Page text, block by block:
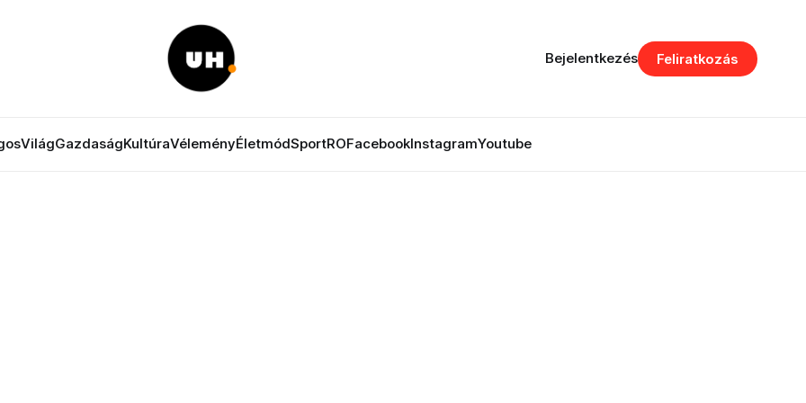
VilágGazdaságKultúraVéleményÉletmódSportROFacebookInstagramYoutube
Bejelentkezés Feliratkozás